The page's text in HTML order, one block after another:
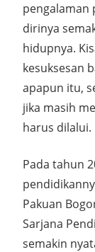
pengalaman
dirinya
hidupnya.
kesuksesan
apapun itu,
jika masih
harus dilalui.
Pada tahun
Pakuan
Sarjana
semakin